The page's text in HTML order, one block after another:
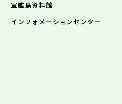
軍艦島資料館
インフォメーションセンター